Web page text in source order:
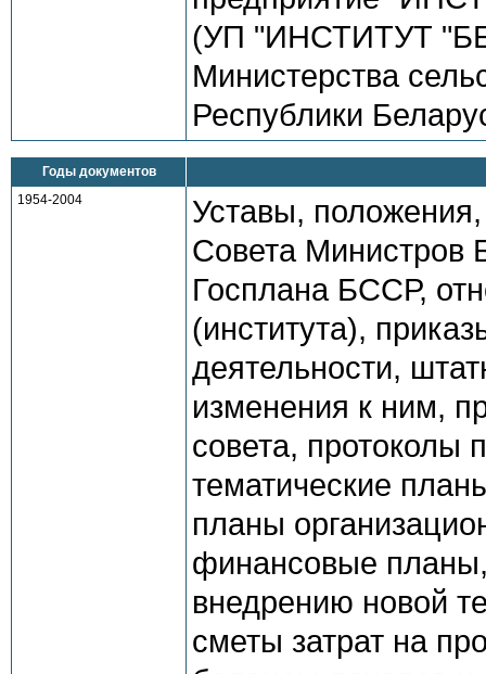
(УП "ИНСТИТУТ
Министерства
Республики
Годы документов
1954-2004
Уставы,
Совета Министров
Госплана БССР,
(института),
деятельности,
изменения к ним,
совета, протоколы
тематические
планы
финансовые
внедрению новой
сметы затрат на